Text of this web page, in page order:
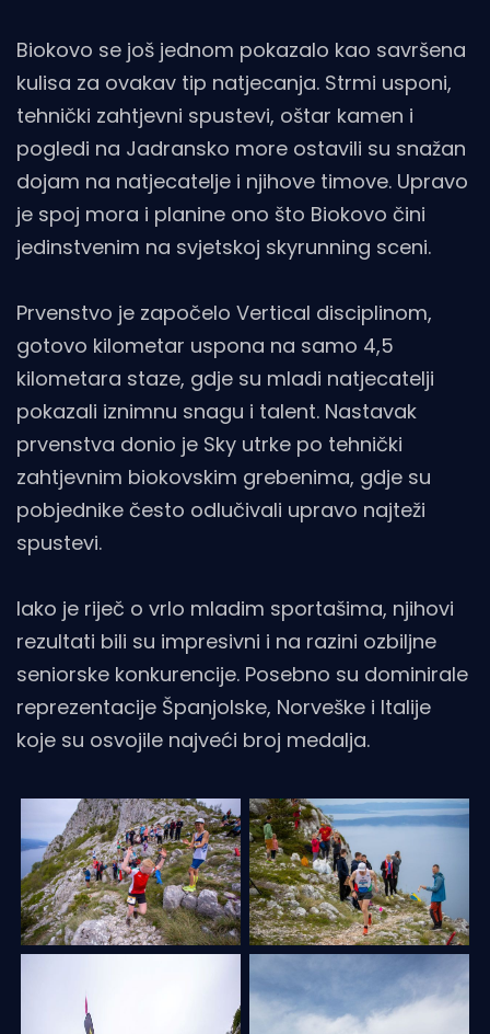
Biokovo se još jednom pokazalo kao savršena
kulisa za ovakav tip natjecanja. Strmi usponi,
tehnički zahtjevni spustevi, oštar kamen i
pogledi na Jadransko more ostavili su snažan
dojam na natjecatelje i njihove timove. Upravo
je spoj mora i planine ono što Biokovo čini
jedinstvenim na svjetskoj skyrunning sceni.
Prvenstvo je započelo Vertical disciplinom,
gotovo kilometar uspona na samo 4,5
kilometara staze, gdje su mladi natjecatelji
pokazali iznimnu snagu i talent. Nastavak
prvenstva donio je Sky utrke po tehnički
zahtjevnim biokovskim grebenima, gdje su
pobjednike često odlučivali upravo najteži
spustevi.
Iako je riječ o vrlo mladim sportašima, njihovi
rezultati bili su impresivni i na razini ozbiljne
seniorske konkurencije. Posebno su dominirale
reprezentacije Španjolske, Norveške i Italije
koje su osvojile najveći broj medalja.